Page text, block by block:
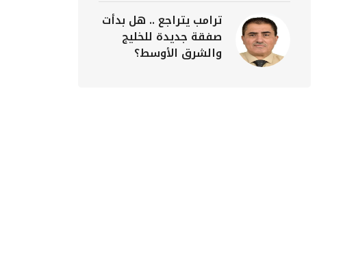
ترامب يتراجع .. هل بدأت
صفقة جديدة للخليج
والشرق الأوسط؟